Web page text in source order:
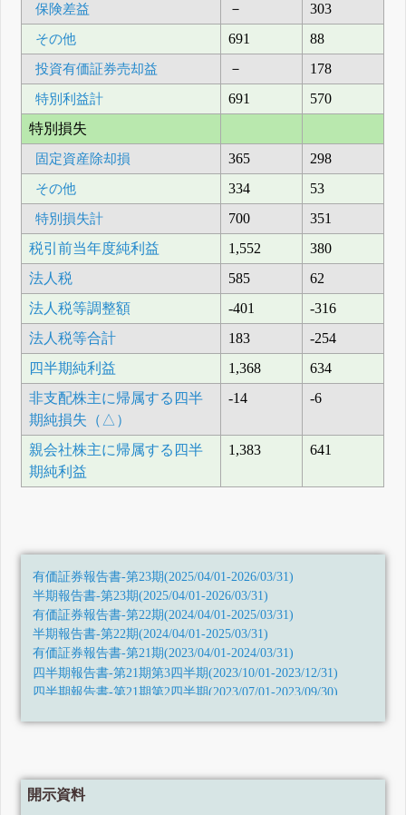
保険差益
－
303
その他
691
88
投資有価証券売却益
－
178
特別利益計
691
570
特別損失
固定資産除却損
365
298
その他
334
53
特別損失計
700
351
税引前当年度純利益
1,552
380
法人税
585
62
法人税等調整額
-401
-316
法人税等合計
183
-254
四半期純利益
1,368
634
非支配株主に帰属する四半
期純損失（△）
-14 -6
親会社株主に帰属する四半
期純利益
1,383 641
有価証券報告書-第23期(2025/04/01-2026/03/31)
半期報告書-第23期(2025/04/01-2026/03/31)
有価証券報告書-第22期(2024/04/01-2025/03/31)
半期報告書-第22期(2024/04/01-2025/03/31)
有価証券報告書-第21期(2023/04/01-2024/03/31)
四半期報告書-第21期第3四半期(2023/10/01-2023/12/31)
四半期報告書-第21期第2四半期(2023/07/01-2023/09/30)
有価証券報告書-第20期(2022/04/01-2023/03/31)
30日)
四半期報告書-第20期第1四半期(令和4年4月1日-令和4年6月
開示資料